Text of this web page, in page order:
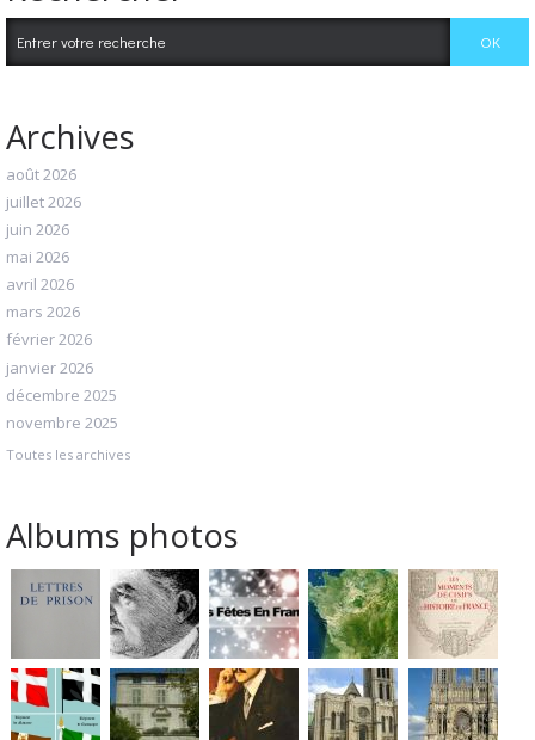
Archives
août 2026
juillet 2026
juin 2026
mai 2026
avril 2026
mars 2026
février 2026
janvier 2026
décembre 2025
novembre 2025
Toutes les archives
Albums photos